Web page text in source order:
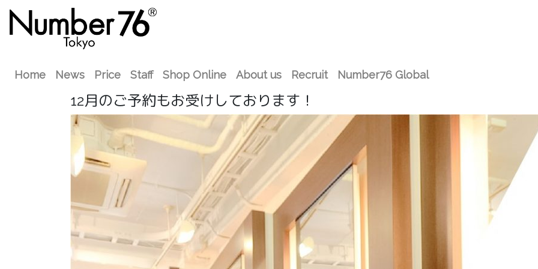
Home News Price Staff Shop Online About us Recruit Number76 Global
12月のご予約もお受けしております！